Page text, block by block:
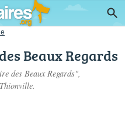
Beaux Regards
des Beaux Regards",